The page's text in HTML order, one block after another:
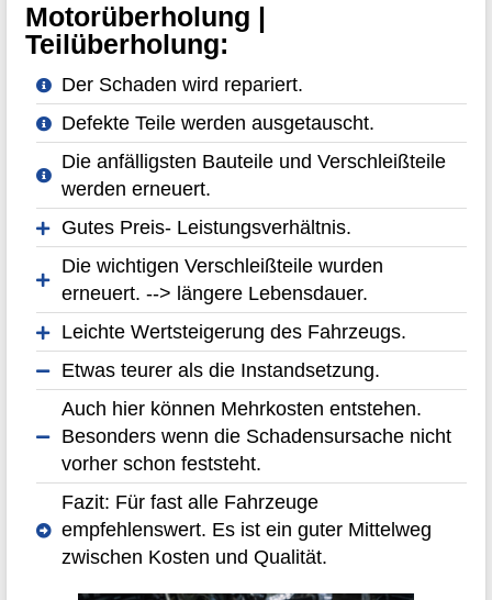
Motorüberholung |
Teilüberholung:
Der Schaden wird repariert.
Defekte Teile werden ausgetauscht.
Die anfälligsten Bauteile und Verschleißteile
werden erneuert.
Gutes Preis- Leistungsverhältnis.
Die wichtigen Verschleißteile wurden
erneuert. --> längere Lebensdauer.
Leichte Wertsteigerung des Fahrzeugs.
Etwas teurer als die Instandsetzung.
Auch hier können Mehrkosten entstehen.
Besonders wenn die Schadensursache nicht
vorher schon feststeht.
Fazit: Für fast alle Fahrzeuge
empfehlenswert. Es ist ein guter Mittelweg
zwischen Kosten und Qualität.